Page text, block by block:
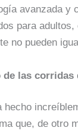
avanzada y
para
no pueden
las corridas
que, de otro